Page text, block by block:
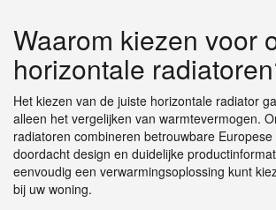
Waarom kiezen voor
horizontale
Het kiezen van de juiste horizontale radiator
alleen het vergelijken van warmtevermogen.
radiatoren combineren betrouwbare Europese
doordacht design en duidelijke
eenvoudig een verwarmingsoplossing kunt
bij uw woning.